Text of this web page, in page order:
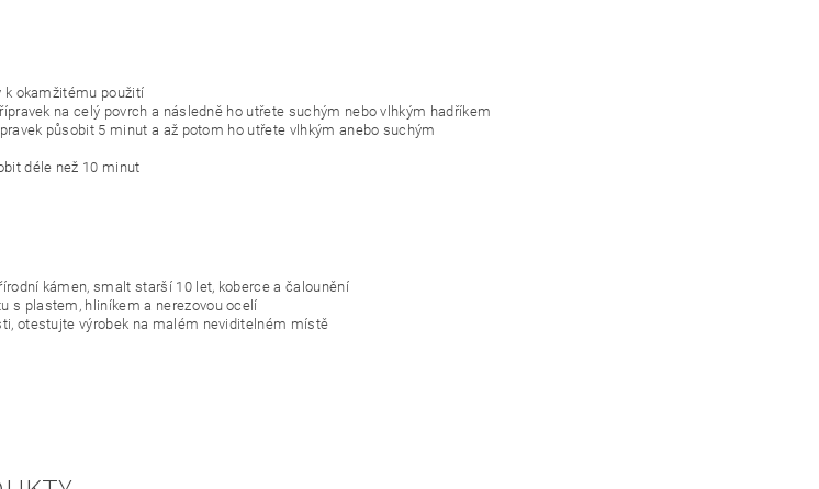
k okamžitému použití
na celý povrch a následně ho utřete suchým nebo vlhkým hadříkem
působit 5 minut a až potom ho utřete vlhkým anebo suchým
déle než 10 minut
kámen, smalt starší 10 let, koberce a čalounění
s plastem, hliníkem a nerezovou ocelí
otestujte výrobek na malém neviditelném místě